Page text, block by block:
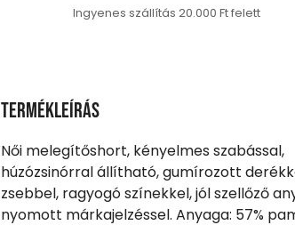
Ingyenes szállítás 20.000 Ft felett
Termékleírás
Női melegítőshort, kényelmes szabással,
húzózsinórral állítható, gumírozott
zsebbel, ragyogó színekkel, jól szellőző
nyomott márkajelzéssel. Anyaga: 57%